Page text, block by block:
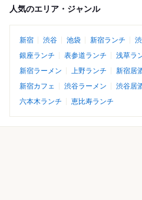
人気のエリア・ジャンル
新宿 渋谷 池袋 新宿ランチ
銀座ランチ
表参道ランチ 浅草ラ
新宿ラーメン
上野ランチ 新宿居
新宿カフェ
渋谷ラーメン 渋谷居
六本木ランチ
恵比寿ランチ